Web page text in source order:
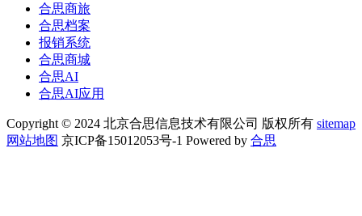
合思商旅
合思档案
报销系统
合思商城
合思AI
合思AI应用
Copyright © 2024 北京合思信息技术有限公司 版权所有 sitemap
网站地图 京ICP备15012053号-1 Powered by 合思